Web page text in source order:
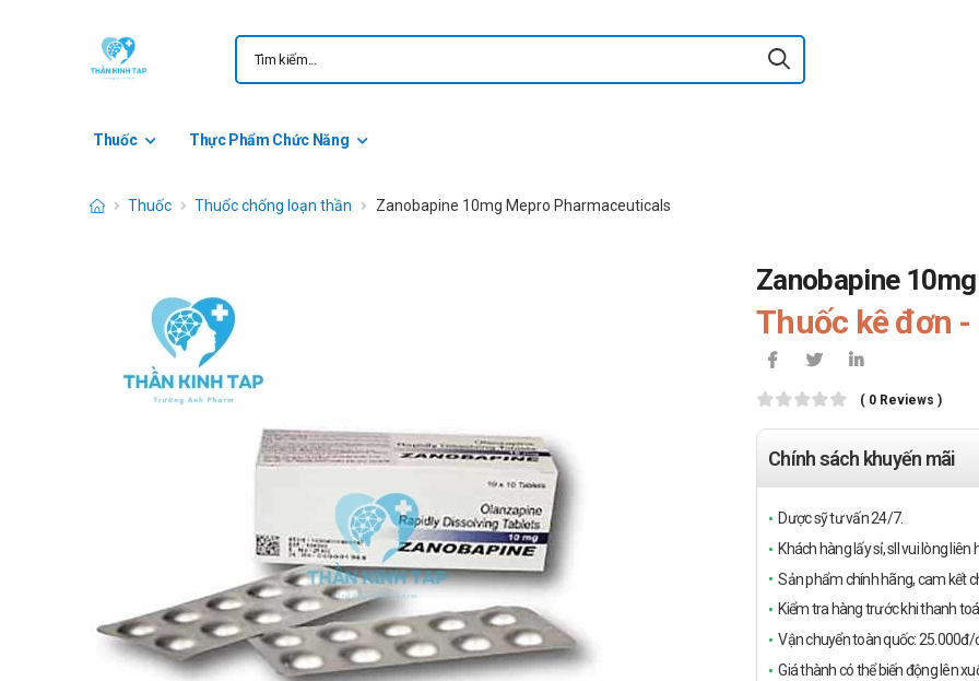
Thuốc Thực Phẩm Chức Năng
Thuốc Thuốc chống loạn thần Zanobapine 10mg Mepro Pharmaceuticals
Zanobapine
Thuốc kê đơn -
( 0 Reviews )
Chính sách khuyến mãi
Dược sỹ tư vấn 24/7.
Khách hàng lấy sỉ, sll vui lòng
Sản phẩm chính hãng, cam kết
Kiểm tra hàng trước khi thanh
Vận chuyển toàn quốc: 25.000đ/
Giá thành có thể biến động lên